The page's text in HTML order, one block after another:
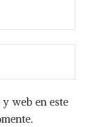
web en este